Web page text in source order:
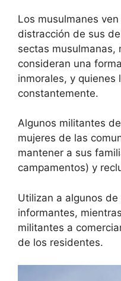
Los musulmanes
distracción de sus
sectas musulmanas,
consideran una
inmorales, y quienes
constantemente.
Algunos militantes
mujeres de las
mantener a sus
campamentos) y
Utilizan a algunos
informantes,
militantes a
de los residentes.